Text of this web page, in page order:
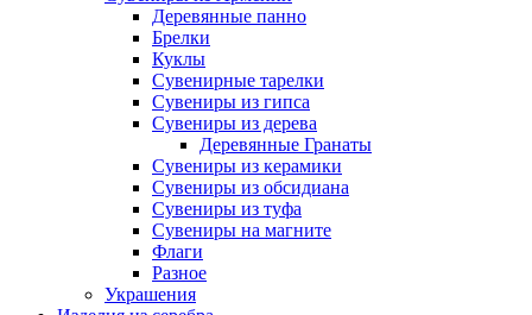
Деревянные панно
Брелки
Куклы
Сувенирные тарелки
Сувениры из гипса
Сувениры из дерева
Деревянные Гранаты
Сувениры из керамики
Сувениры из обсидиана
Сувениры из туфа
Сувениры на магните
Флаги
Разное
Украшения